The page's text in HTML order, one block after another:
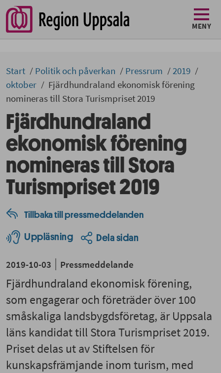
MENY
Start Politik och påverkan Pressrum
2019
oktober
Fjärdhundraland ekonomisk förening
nomineras till Stora Turismpriset 2019
Fjärdhundraland
ekonomisk förening
nomineras till Stora
Turismpriset 2019
Tillbaka till pressmeddelanden
Uppläsning Dela sidan
2019-10-03 Pressmeddelande
Fjärdhundraland ekonomisk förening,
som engagerar och företräder över 100
småskaliga landsbygdsföretag, är Uppsala
läns kandidat till Stora Turismpriset 2019.
Priset delas ut av Stiftelsen för
kunskapsfrämjande inom turism, med